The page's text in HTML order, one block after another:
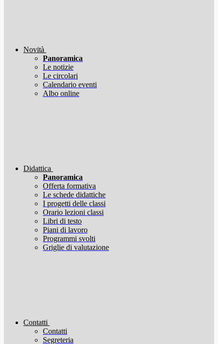
Novità
Panoramica
Le notizie
Le circolari
Calendario eventi
Albo online
Didattica
Panoramica
Offerta formativa
Le schede didattiche
I progetti delle classi
Orario lezioni classi
Libri di testo
Piani di lavoro
Programmi svolti
Griglie di valutazione
Contatti
Contatti
Segreteria